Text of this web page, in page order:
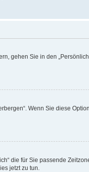
gehen Sie in den
Wenn Sie diese
die für Sie passende
jetzt zu tun.